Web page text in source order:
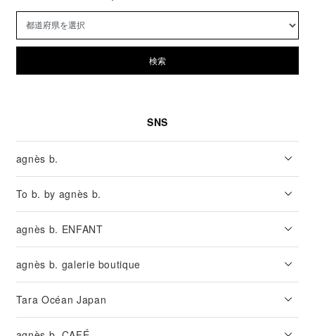
検索
SNS
agnès b.
To b. by agnès b.
agnès b. ENFANT
agnès b. galerie boutique
Tara Océan Japan